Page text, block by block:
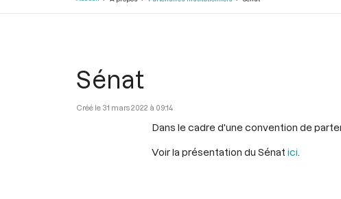
Sénat
31 mars 2022 à 09:14
Dans le cadre d'une convention de
Voir la présentation du Sénatici.